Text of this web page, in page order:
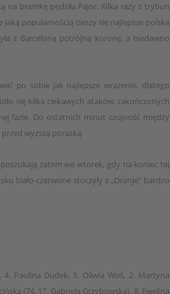
na bramkę pędziła Pajor. Kilka razy z trybun
jaką popularnością cieszy się najlepsze polska
z Barceloną potrójną koronę, a niedawno
po sobie jak najlepsze wrażenie, dlatego
się kilka ciekawych ataków, zakończonych
fazie. Do ostatnich minut czujność między
wyższą porażką.
zatem we wtorek, gdy na koniec tej
biało-czerwone stoczyły z „Oranje” bardzo
Paulina Dudek, 5. Oliwia Woś, 2. Martyna
(74, 17. Gabriela Grzybowska), 8. Ewelina